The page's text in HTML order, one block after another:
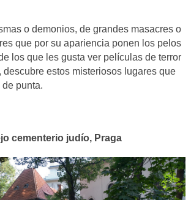
o demonios, de grandes masacres o
que por su apariencia ponen los pelos
los que les gusta ver películas de terror
descubre estos misteriosos lugares que
punta.
cementerio judío, Praga